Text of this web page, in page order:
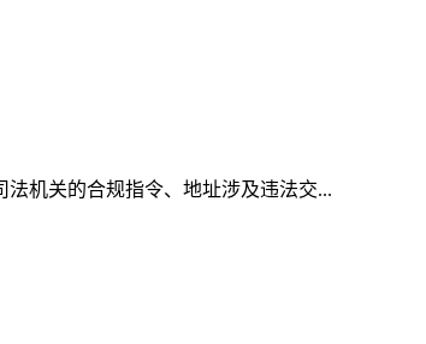
机关的合规指令、地址涉及违法交...